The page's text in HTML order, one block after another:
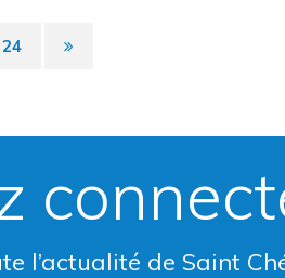
24
Page
l’actualité de Saint